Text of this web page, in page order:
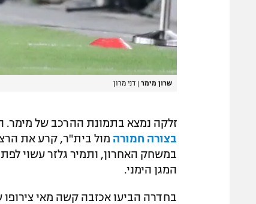
שרון מימר | דני מרון
זלקה נמצא בתמונת ההרכב של מימר.
בצורה חמורה מול בית"ר, קרע את
במשחק האחרון, ותמיר גלזר עשוי
המגן הימני.
בחדרה הביעו אכזבה קשה מאי